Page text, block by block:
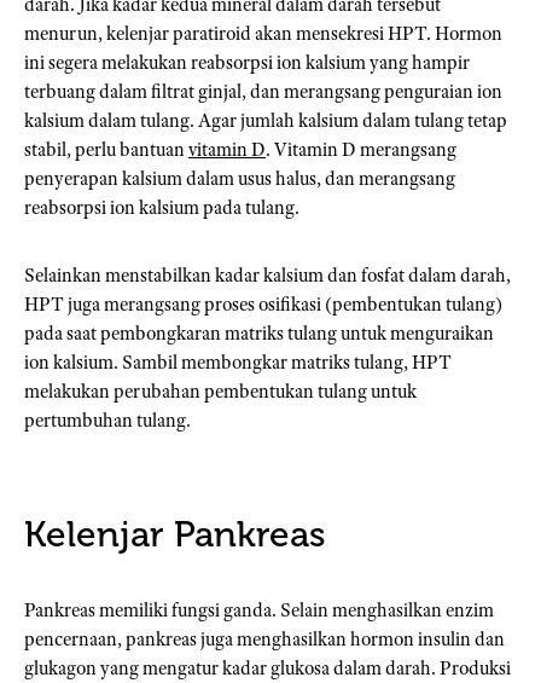
menurun, kelenjar paratiroid akan mensekresi HPT. Hormon
ini segera melakukan reabsorpsi ion kalsium yang hampir
terbuang dalam filtrat ginjal, dan merangsang penguraian ion
kalsium dalam tulang. Agar jumlah kalsium dalam tulang tetap
stabil, perlu bantuanvitamin D. Vitamin D merangsang
penyerapan kalsium dalam usus halus, dan merangsang
reabsorpsi ion kalsium pada tulang.
Selainkan menstabilkan kadar kalsium dan fosfat dalam darah,
HPT juga merangsang proses osifikasi (pembentukan tulang)
pada saat pembongkaran matriks tulang untuk menguraikan
ion kalsium. Sambil membongkar matriks tulang, HPT
melakukan perubahan pembentukan tulang untuk
pertumbuhan tulang.
Kelenjar Pankreas
Pankreas memiliki fungsi ganda. Selain menghasilkan enzim
pencernaan, pankreas juga menghasilkan hormon insulin dan
glukagon yang mengatur kadar glukosa dalam darah. Produksi